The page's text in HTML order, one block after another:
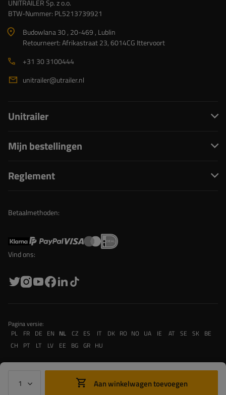
Aan winkelwagen toevoegen
UNITRAILER Sp. z o.o.
BTW-Nummer: PL5213739921
Budowlana 30 , 20-469 , Lublin
Retourneert: Afrikastraat 23, 6014CG Ittervoort
+31 30 3100444
unitrailer@utrailer.nl
Unitrailer
Mijn bestellingen
Reglement
Betaalmethoden:
Vind ons:
Pagina versie:
PL
FR DE EN NL CZ ES IT DK RO NO UA IE AT SE SK BE
CH
PT LT LV EE BG GR HU